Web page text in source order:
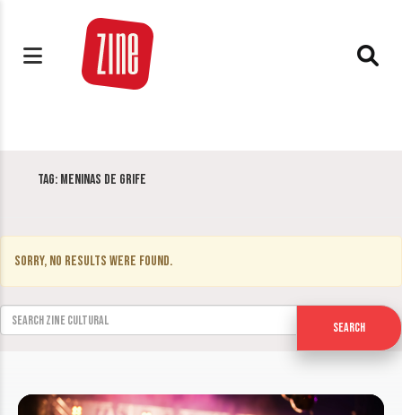
Tag: Meninas de Grife
Sorry, no results were found.
Search for:
Search